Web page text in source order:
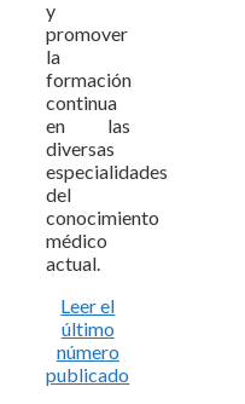
y
promover
la
formación
continua
en las
diversas
especialidades
del
conocimiento
médico
actual.
Leer el
último
número
publicado